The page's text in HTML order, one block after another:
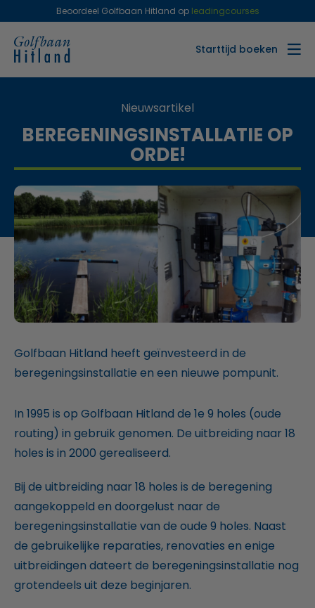
Beoordeel Golfbaan Hitland op leadingcourses
Starttijd boeken
Nieuwsartikel
BEREGENINGSINSTALLATIE OP
ORDE!
Golfbaan Hitland heeft geïnvesteerd in de
beregeningsinstallatie en een nieuwe pompunit.
In 1995 is op Golfbaan Hitland de 1e 9 holes (oude
routing) in gebruik genomen. De uitbreiding naar 18
holes is in 2000 gerealiseerd.
Bij de uitbreiding naar 18 holes is de beregening
aangekoppeld en doorgelust naar de
beregeningsinstallatie van de oude 9 holes. Naast
de gebruikelijke reparaties, renovaties en enige
uitbreidingen dateert de beregeningsinstallatie nog
grotendeels uit deze beginjaren.